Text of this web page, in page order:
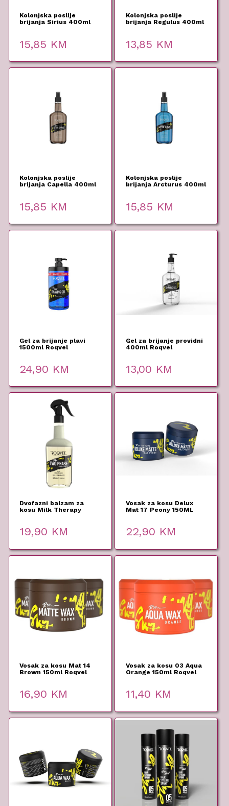
Kolonjska poslije
brijanja Sirius 400ml
15,85 KM
Kolonjska poslije
brijanja Regulus 400ml
13,85 KM
Kolonjska poslije
brijanja Capella 400ml
15,85 KM
Kolonjska poslije
brijanja Arcturus 400ml
15,85 KM
Gel za brijanje plavi
1500ml Roqvel
24,90 KM
Gel za brijanje providni
400ml Roqvel
13,00 KM
Dvofazni balzam za
kosu Milk Therapy
19,90 KM
Vosak za kosu Delux
Mat 17 Peony 150ML
22,90 KM
Vosak za kosu Mat 14
Brown 150ml Roqvel
16,90 KM
Vosak za kosu 03 Aqua
Orange 150ml Roqvel
11,40 KM